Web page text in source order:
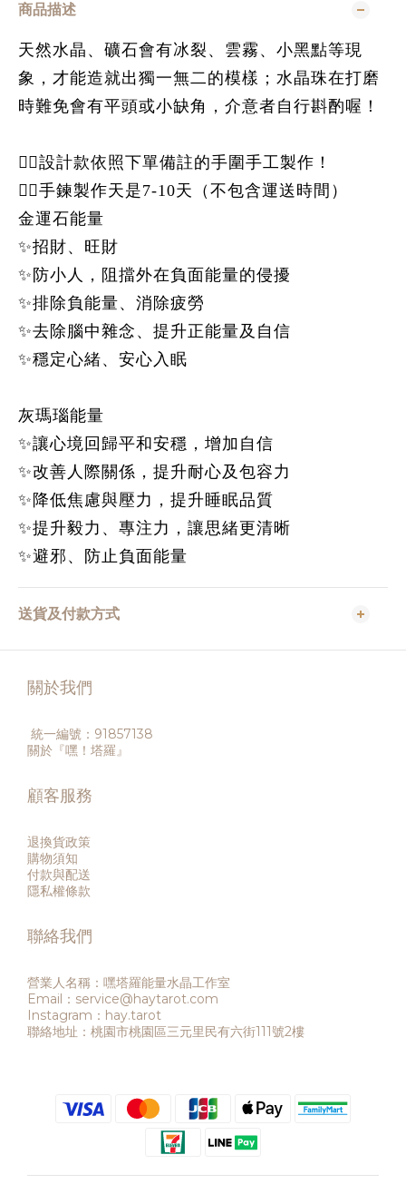
商品描述
天然水晶、礦石會有冰裂、雲霧、小黑點等現
象，才能造就出獨一無二的模樣；水晶珠在打磨
時難免會有平頭或小缺角，介意者自行斟酌喔！
👉🏻設計款依照下單備註的手圍手工製作！
👉🏻手鍊製作天是7-10天（不包含運送時間）
金運石能量
✨招財、旺財
✨防小人，阻擋外在負面能量的侵擾
✨排除負能量、消除疲勞
✨去除腦中雜念、提升正能量及自信
✨穩定心緒、安心入眠
灰瑪瑙能量
✨讓心境回歸平和安穩，增加自信
✨改善人際關係，提升耐心及包容力
✨降低焦慮與壓力，提升睡眠品質
✨提升毅力、專注力，讓思緒更清晰
✨避邪、防止負面能量
送貨及付款方式
關於我們
統一編號：91857138
關於『嘿！塔羅』
顧客服務
退換貨政策
購物須知
付款與配送
隱私權條款
聯絡我們
營業人名稱：嘿塔羅能量水晶工作室
Email：service@haytarot.com
Instagram：hay.tarot
聯絡地址：桃園市桃園區三元里民有六街111號2樓